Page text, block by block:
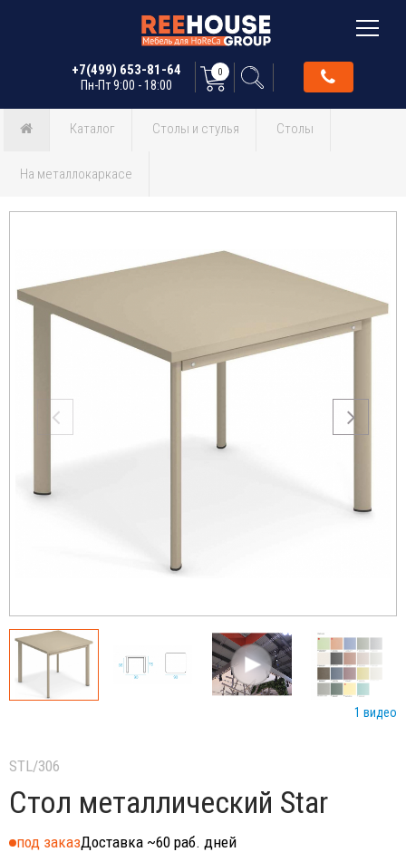
+7(499) 653-81-64
Пн-Пт 9:00 - 18:00
0
Каталог Столы и стулья Столы
На металлокаркасе
1 видео
STL/306
Стол металлический Star
под заказДоставка ~60 раб. дней